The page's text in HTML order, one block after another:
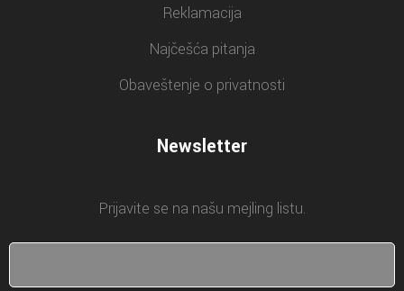
Reklamacija
Najčešća pitanja
Obaveštenje o privatnosti
Newsletter
Prijavite se na našu mejling listu.